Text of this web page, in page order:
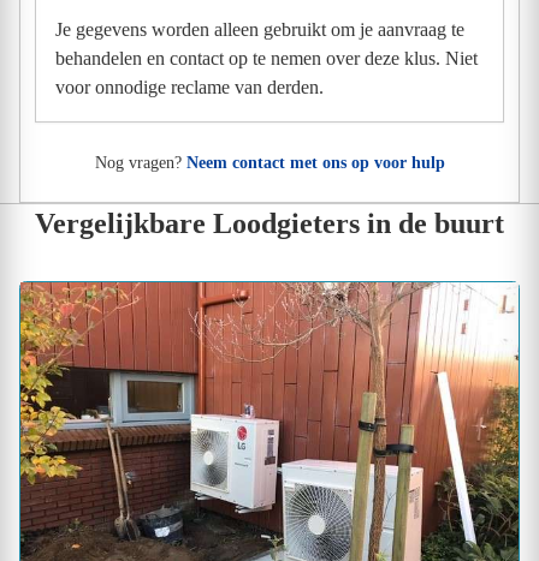
Je gegevens worden alleen gebruikt om je aanvraag te
behandelen en contact op te nemen over deze klus. Niet
voor onnodige reclame van derden.
Nog vragen? Neem contact met ons op voor hulp
Vergelijkbare Loodgieters in de buurt